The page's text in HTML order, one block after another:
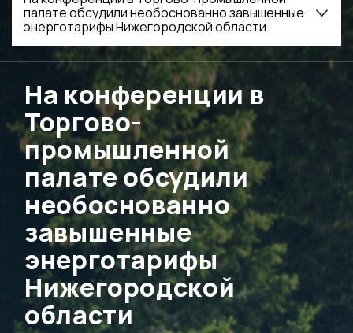
палате обсудили необоснованно завышенные
энерготарифы Нижегородской области
На конференции в
Торгово-
промышленной
палате обсудили
необоснованно
завышенные
энерготарифы
Нижегородской
области